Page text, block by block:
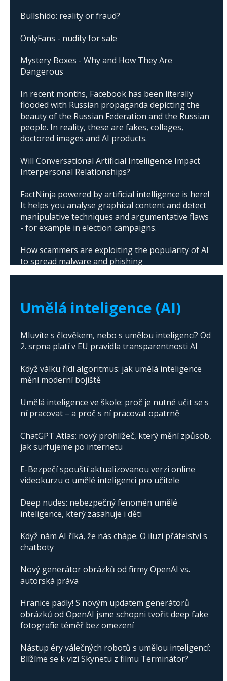
Bullshido: reality or fraud?
OnlyFans - nudity for sale
Mystery Boxes - Why and How They Are
Dangerous
In recent months, Facebook has been literally
flooded with Russian propaganda depicting the
beauty of the Russian Federation and the Russian
people. In reality, these are fakes, collages,
doctored images and AI products.
Will Conversational Artificial Intelligence Impact
Interpersonal Relationships?
FactNinja powered by artificial intelligence is here!
It helps you analyse graphical content and detect
manipulative techniques and argumentative flaws
- for example in election campaigns.
How scammers are exploiting the popularity of AI
to spread malware and phishing
Umělá inteligence (AI)
Mluvíte s člověkem, nebo s umělou inteligencí? Od
2. srpna platí v EU pravidla transparentnosti AI
Když válku řídí algoritmus: jak umělá inteligence
mění moderní bojiště
Umělá inteligence ve škole: proč je nutné učit se s
ní pracovat – a proč s ní pracovat opatrně
ChatGPT Atlas: nový prohlížeč, který mění způsob,
jak surfujeme po internetu
E-Bezpečí spouští aktualizovanou verzi online
videokurzu o umělé inteligenci pro učitele
Deep nudes: nebezpečný fenomén umělé
inteligence, který zasahuje i děti
Když nám AI říká, že nás chápe. O iluzi přátelství s
chatboty
Nový generátor obrázků od firmy OpenAI vs.
autorská práva
Hranice padly! S novým updatem generátorů
obrázků od OpenAI jsme schopni tvořit deep fake
fotografie téměř bez omezení
Nástup éry válečných robotů s umělou inteligencí:
Blížíme se k vizi Skynetu z filmu Terminátor?